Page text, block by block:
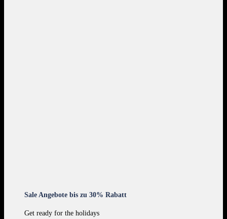
Sale Angebote bis zu 30% Rabatt
Get ready for the holidays